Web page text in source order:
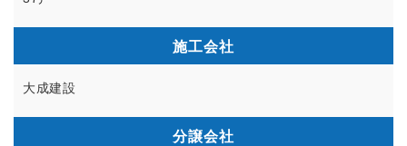
施工会社
大成建設
分譲会社